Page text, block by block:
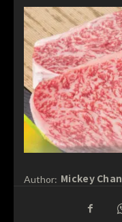
Author: Mickey Chan